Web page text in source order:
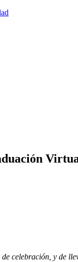
celebración, y de